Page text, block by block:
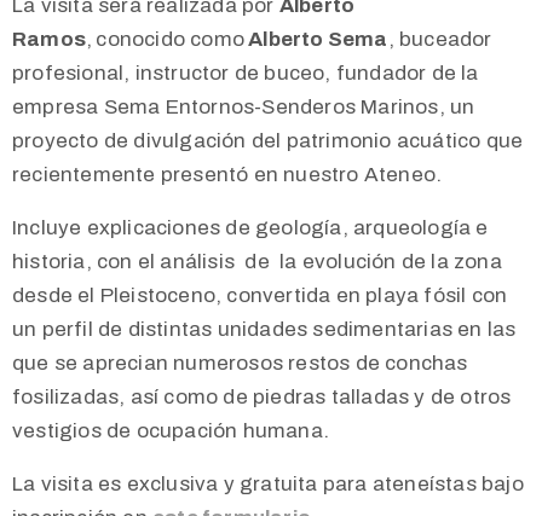
La visita será realizada por Alberto
Ramos, conocido comoAlberto Sema , buceador
profesional, instructor de buceo, fundador de la
empresa Sema Entornos-Senderos Marinos, un
proyecto de divulgación del patrimonio acuático que
recientemente presentó en nuestro Ateneo.
Incluye explicaciones de geología, arqueología e
historia, con el análisis de la evolución de la zona
desde el Pleistoceno, convertida en playa fósil con
un perfil de distintas unidades sedimentarias en las
que se aprecian numerosos restos de conchas
fosilizadas, así como de piedras talladas y de otros
vestigios de ocupación humana.
La visita es exclusiva y gratuita para ateneístas bajo